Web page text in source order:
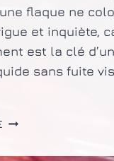
flaque ne
et inquiète,
est la clé
sans fuite
LES
DE